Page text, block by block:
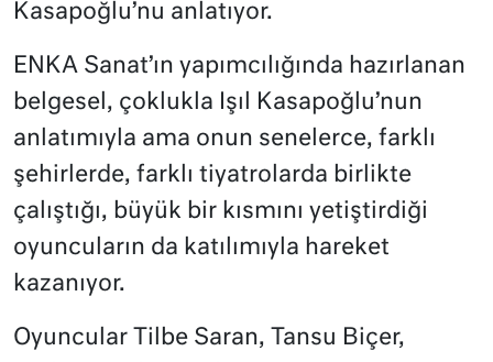
Kasapoğlu’nu anlatıyor.
ENKA Sanat’ın yapımcılığında hazırlanan
belgesel, çoklukla Işıl Kasapoğlu’nun
anlatımıyla ama onun senelerce, farklı
şehirlerde, farklı tiyatrolarda birlikte
çalıştığı, büyük bir kısmını yetiştirdiği
oyuncuların da katılımıyla hareket
kazanıyor.
Oyuncular Tilbe Saran, Tansu Biçer,